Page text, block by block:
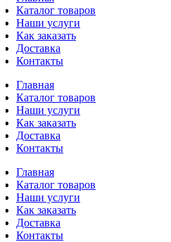
Каталог товаров
Наши услуги
Как заказать
Доставка
Контакты
Главная
Каталог товаров
Наши услуги
Как заказать
Доставка
Контакты
Главная
Каталог товаров
Наши услуги
Как заказать
Доставка
Контакты